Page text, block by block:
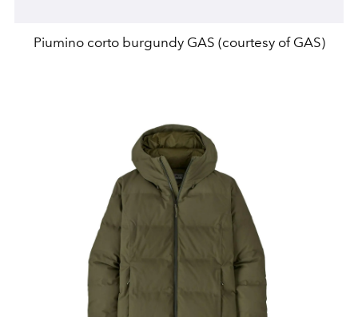
Piumino corto burgundy GAS (courtesy of GAS)